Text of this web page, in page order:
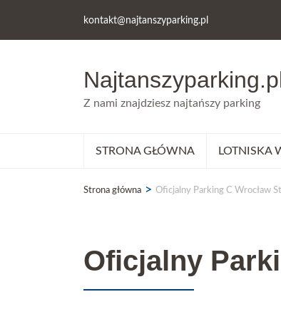
kontakt@najtanszyparking.pl
Z nami znajdziesz najtańszy parking
STRONA GŁÓWNA LOTNISKA
Strona główna > Oficjalny Parking C Wrocław
Oficjalny